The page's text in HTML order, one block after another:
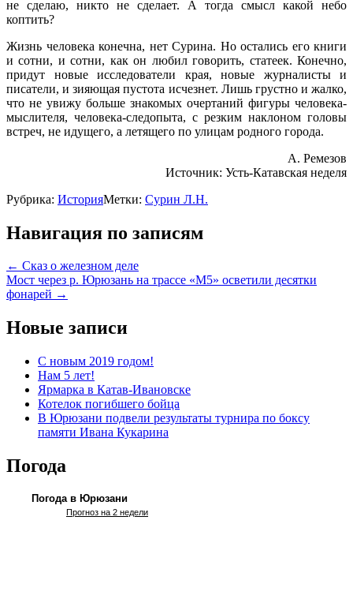
не сделаю, никто не сделает. А тогда смысл какой небо
коптить?
Жизнь человека конечна, нет Сурина. Но остались его книги
и сотни, и сотни, как он любил говорить, статеек. Конечно,
придут новые исследователи края, новые журналисты и
писатели, и зияющая пустота исчезнет. Лишь грустно и жалко,
что не увижу больше знакомых очертаний фигуры человека-
мыслителя, человека-следопыта, с резким наклоном головы
встреч, не идущего, а летящего по улицам родного города.
А. Ремезов
Источник: Усть-Катавская неделя
Рубрика: ИсторияМетки: Сурин Л.Н.
Навигация по записям
← Сказ о железном деле
Мост через р. Юрюзань на трассе «М5» осветили десятки
фонарей →
Новые записи
С новым 2019 годом!
Нам 5 лет!
Ярмарка в Катав-Ивановске
Котелок погибшего бойца
В Юрюзани подвели результаты турнира по боксу
памяти Ивана Кукарина
Погода
Погода в Юрюзани
Прогноз на 2 недели